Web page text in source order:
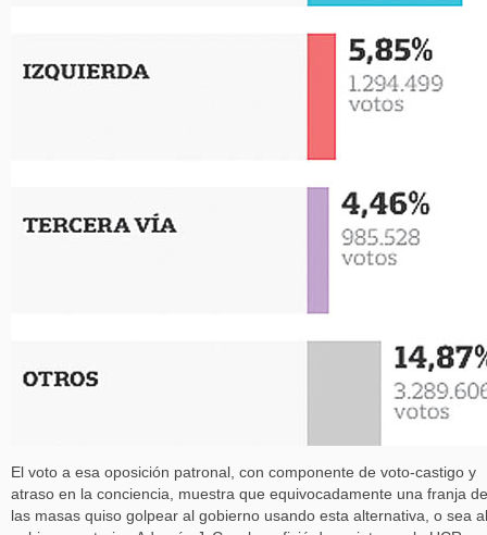
El voto a esa oposición patronal, con componente de voto-castigo y
atraso en la conciencia, muestra que equivocadamente una franja de
las masas quiso golpear al gobierno usando esta alternativa, o sea al